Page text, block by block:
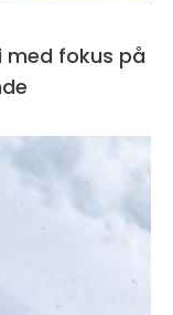
med fokus på